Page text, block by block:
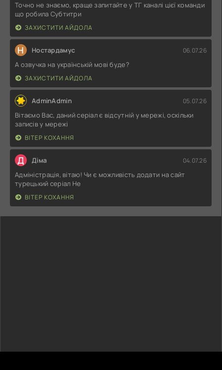
Точно не знаємо, краще запитайте у ТГ каналі цієї команди
що робила Субтитри
ЗАХИСТИТИ АЙДОЛА
Н Ностардамус 06.07.26
А озвучка на українській мові буде?
ЗАХИСТИТИ АЙДОЛА
AdminAdmin 05.07.26
Вітаємо Вас, даний серіал є відсутній у мережі, оскільки
записів у мережі
ВІТЕР КОХАННЯ
Д Діма 04.07.26
Адміністрація, вітаю! Чи є можливість додати на сайт
турецький серіал Не
ВІТЕР КОХАННЯ